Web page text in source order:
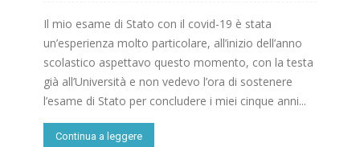
Il mio esame di Stato con il covid-19 è stata
un’esperienza molto particolare, all’inizio dell’anno
scolastico aspettavo questo momento, con la testa
già all’Università e non vedevo l’ora di sostenere
l’esame di Stato per concludere i miei cinque anni...
Continua a leggere